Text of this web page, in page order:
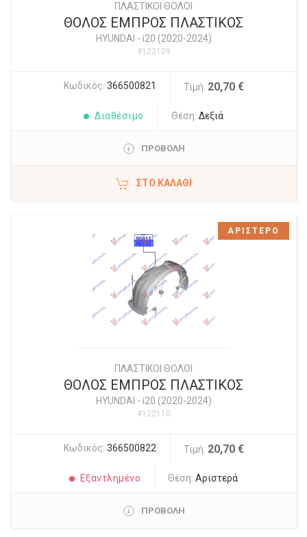
ΠΛΑΣΤΙΚΟΙ ΘΟΛΟΙ
ΘΟΛΟΣ ΕΜΠΡΟΣ ΠΛΑΣΤΙΚΟΣ
HYUNDAI - i20 (2020-2024)
#122109
Κωδικός: 366500821 Τιμή: 20,70 €
Διαθέσιμο Θέση: Δεξιά
ΠΡΟΒΟΛΗ
ΣΤΟ ΚΑΛΆΘΙ
ΠΛΑΣΤΙΚΟΙ ΘΟΛΟΙ
ΘΟΛΟΣ ΕΜΠΡΟΣ ΠΛΑΣΤΙΚΟΣ
HYUNDAI - i20 (2020-2024)
#122110
Κωδικός: 366500822 Τιμή: 20,70 €
Εξαντλημένο Θέση:Αριστερά
ΠΡΟΒΟΛΗ
ΑΡΙΣΤΕΡΟ